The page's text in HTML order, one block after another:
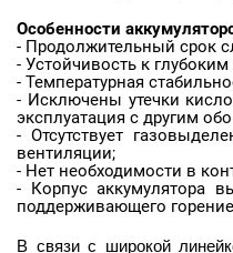
Особенности
- Продолжительный срок
- Устойчивость к
- Температурная
- Исключены утечки
эксплуатация с другим
- Отсутствует
вентиляции;
- Нет необходимости в
- Корпус аккумулятора
поддерживающего
В связи с широкой